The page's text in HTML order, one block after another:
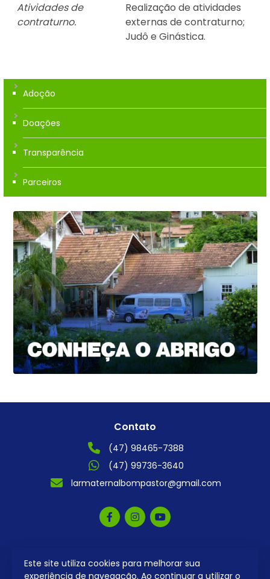
Atividades de
contraturno.
Realização de atividades
externas de contraturno;
Judô e Ginástica.
Adoção
Doações
Transparência
Parceiros
Este site utiliza cookies para melhorar sua
experiência de navegação. Ao continuar a utilizar o
Contato
(47) 98465-7388
(47) 99736-3640
larmaternalbompastor@gmail.com
2026 © Todos os direitos reservados.